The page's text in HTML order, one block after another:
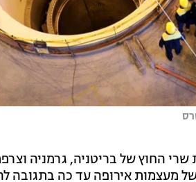
החוץ של בריטניה, גרמניה
מעצמות אירופה עד כה בתגובה